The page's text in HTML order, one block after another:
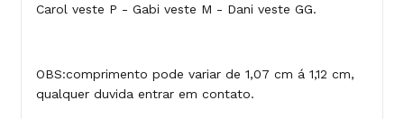
Carol veste P - Gabi veste M - Dani veste GG.
OBS:comprimento pode variar de 1,07 cm á 1,12 cm,
qualquer duvida entrar em contato.